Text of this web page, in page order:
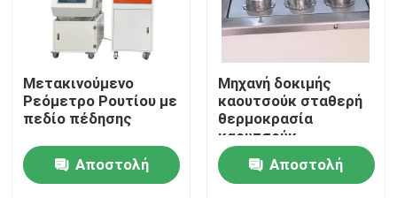
Universal Testing Machine
περιβαλλοντική μηχανή δοκιμής
Μηχάνημα Δυναμικής Εξισορρόπησης
Μετακινούμενο
Ρεόμετρο Ρουτίου με
πεδίο πέδησης
Αποστολή
Μηχανή δοκιμής
καουτσούκ σταθερή
θερμοκρασία
καουτσούκ
αντίσταση δεξαμενή
πετρελαίου με
πρότυπο ISO-1817
Αποστολή